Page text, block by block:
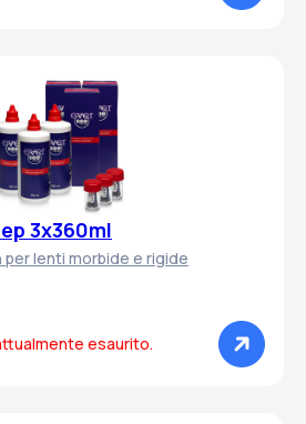
3x360ml
lenti morbide e rigide
esaurito.